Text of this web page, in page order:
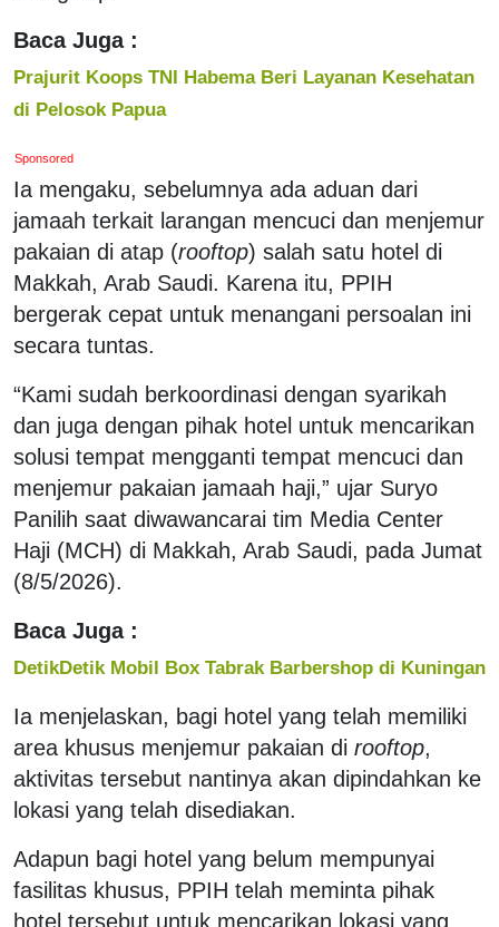
Baca Juga :
Prajurit Koops TNI Habema Beri Layanan Kesehatan
di Pelosok Papua
Sponsored
Ia mengaku, sebelumnya ada aduan dari
jamaah terkait larangan mencuci dan menjemur
pakaian di atap (rooftop) salah satu hotel di
Makkah, Arab Saudi. Karena itu, PPIH
bergerak cepat untuk menangani persoalan ini
secara tuntas.
“Kami sudah berkoordinasi dengan syarikah
dan juga dengan pihak hotel untuk mencarikan
solusi tempat mengganti tempat mencuci dan
menjemur pakaian jamaah haji,” ujar Suryo
Panilih saat diwawancarai tim Media Center
Haji (MCH) di Makkah, Arab Saudi, pada Jumat
(8/5/2026).
Baca Juga :
DetikDetik Mobil Box Tabrak Barbershop di Kuningan
Ia menjelaskan, bagi hotel yang telah memiliki
area khusus menjemur pakaian di rooftop,
aktivitas tersebut nantinya akan dipindahkan ke
lokasi yang telah disediakan.
Adapun bagi hotel yang belum mempunyai
fasilitas khusus, PPIH telah meminta pihak
hotel tersebut untuk mencarikan lokasi yang